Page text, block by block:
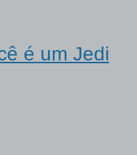
é um Jedi